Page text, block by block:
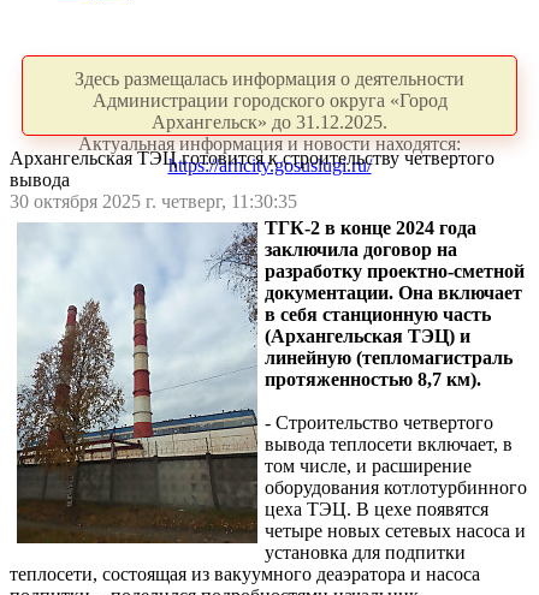
Здесь размещалась информация о деятельности
Администрации городского округа «Город
Архангельск» до 31.12.2025.
Актуальная информация и новости находятся:
https://arhcity.gosuslugi.ru/
Архангельская ТЭЦ готовится к строительству четвертого
вывода
30 октября 2025 г. четверг, 11:30:35
ТГК-2 в конце 2024 года
заключила договор на
разработку проектно-сметной
документации. Она включает
в себя станционную часть
(Архангельская ТЭЦ) и
линейную (тепломагистраль
протяженностью 8,7 км).
- Строительство четвертого
вывода теплосети включает, в
том числе, и расширение
оборудования котлотурбинного
цеха ТЭЦ. В цехе появятся
четыре новых сетевых насоса и
установка для подпитки
теплосети, состоящая из вакуумного деаэратора и насоса